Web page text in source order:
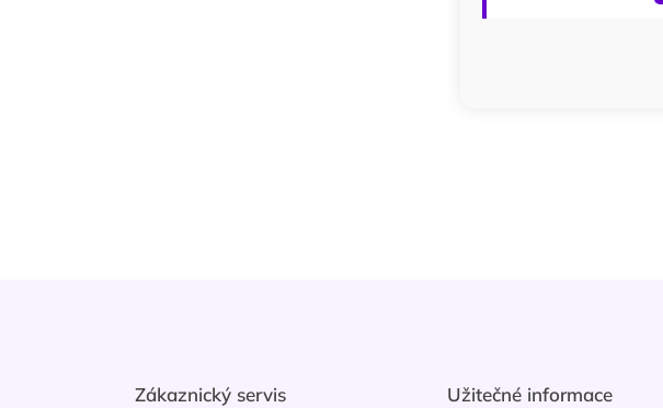
Zákaznický servis Užitečné informace